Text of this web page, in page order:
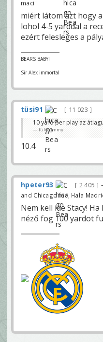
maci"
miért látom azt hogy
lohol 4-5 yarddal a
ezért felesleges a
BEARS BABY!
Sir Alex immortal
tüsi91
11 023
10 yard per play az
füligjimmy
10.4
hpeter93 2 405
and Chicago fan, Hala
Nem kell ide Stacy!
néző fog 100 yardot